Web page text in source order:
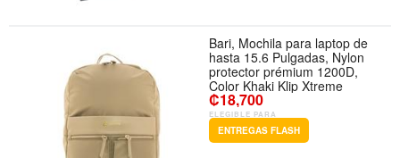
Bari, Mochila para laptop de
hasta 15.6 Pulgadas, Nylon
protector prémium 1200D,
Color Khaki Klip Xtreme
₡18,700
ELEGIBLE PARA
ENTREGAS FLASH